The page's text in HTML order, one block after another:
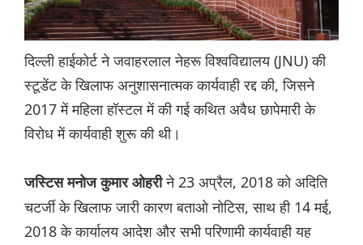
दिल्ली हाईकोर्ट ने जवाहरलाल नेहरू विश्वविद्यालय (JNU) की
स्टूडेंट के खिलाफ अनुशासनात्मक कार्यवाही रद्द की, जिसने
2017 में महिला हॉस्टल में की गई कथित अवैध छापेमारी के
विरोध में कार्यवाही शुरू की थी।
जस्टिस मनोज कुमार ओहरीने 23 अप्रैल, 2018 को अदिति
चटर्जी के खिलाफ जारी कारण बताओ नोटिस, साथ ही 14 मई,
2018 के कार्यालय आदेश और सभी परिणामी कार्यवाही यह